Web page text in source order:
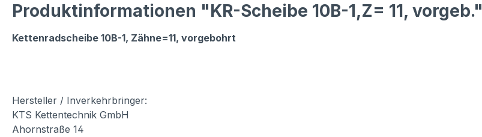
Produktinformationen "KR-Scheibe 10B-1,Z= 11, vorgeb."
Kettenradscheibe 10B-1, Zähne=11, vorgebohrt
Hersteller / Inverkehrbringer:
KTS Kettentechnik GmbH
Ahornstraße 14